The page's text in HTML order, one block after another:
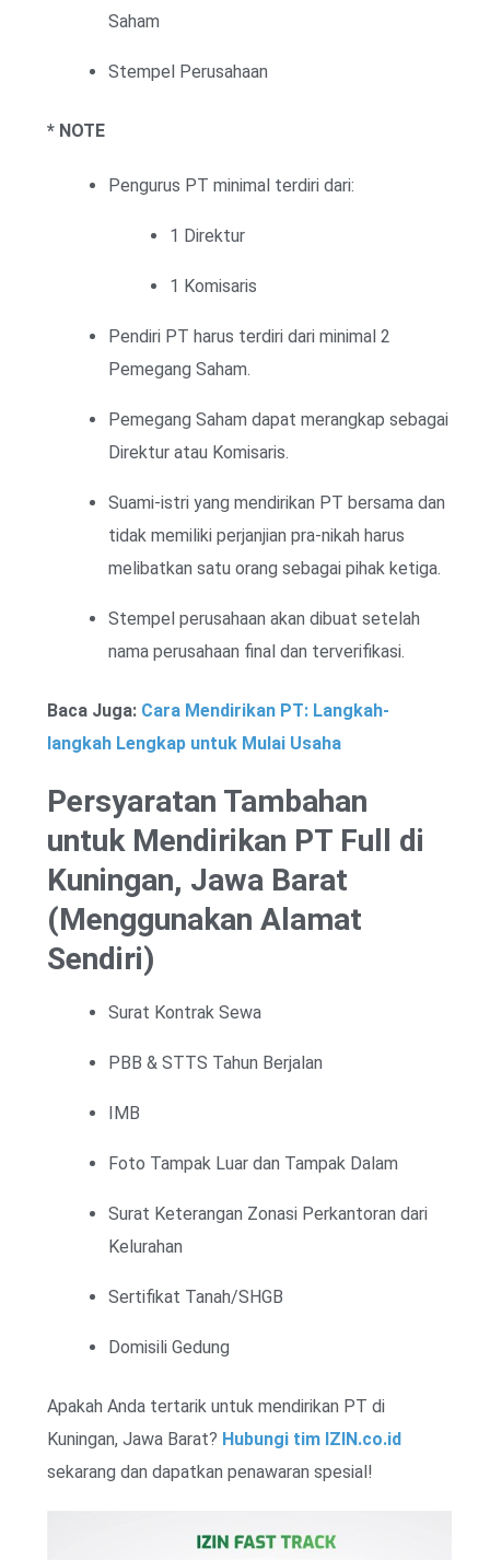
Saham
Stempel Perusahaan
* NOTE
Pengurus PT minimal terdiri dari:
1 Direktur
1 Komisaris
Pendiri PT harus terdiri dari minimal 2
Pemegang Saham.
Pemegang Saham dapat merangkap sebagai
Direktur atau Komisaris.
Suami-istri yang mendirikan PT bersama dan
tidak memiliki perjanjian pra-nikah harus
melibatkan satu orang sebagai pihak ketiga.
Stempel perusahaan akan dibuat setelah
nama perusahaan final dan terverifikasi.
Baca Juga: Cara Mendirikan PT: Langkah-
langkah Lengkap untuk Mulai Usaha
Persyaratan Tambahan
untuk Mendirikan PT Full di
Kuningan, Jawa Barat
(Menggunakan Alamat
Sendiri)
Surat Kontrak Sewa
PBB & STTS Tahun Berjalan
IMB
Foto Tampak Luar dan Tampak Dalam
Surat Keterangan Zonasi Perkantoran dari
Kelurahan
Sertifikat Tanah/SHGB
Domisili Gedung
Apakah Anda tertarik untuk mendirikan PT di
Kuningan, Jawa Barat? Hubungi tim IZIN.co.id
sekarang dan dapatkan penawaran spesial!